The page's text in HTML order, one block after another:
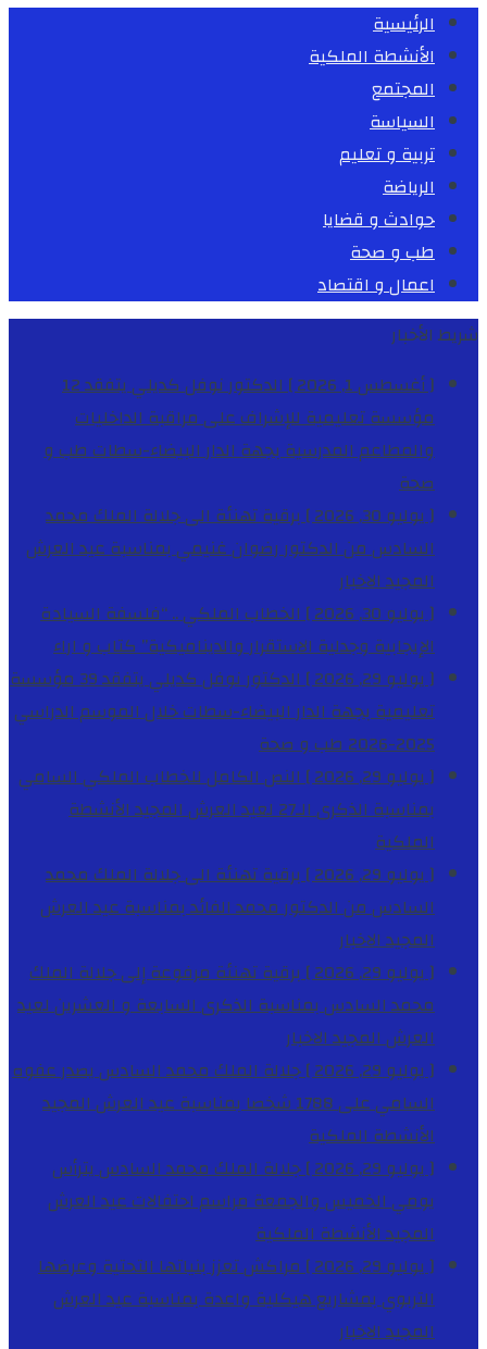
الرئيسية
الأنشطة الملكية
المجتمع
السياسة
تربية و تعليم
الرياضة
حوادث و قضايا
طب و صحة
اعمال و اقتصاد
شريط الأخبار
[ أغسطس 1, 2026 ]
الدكتور نوفل كديلي يتفقد 12
مؤسسة تعليمية للإشراف على مراقبة الداخليات
والمطاعم المدرسية بجهة الدار البيضاء-سطاتطب و
صحة
[ يوليو 30, 2026 ]
برقية تهنئة الى جلالة الملك محمد
السادس من الدكتور رضوان غنيمي بمناسبة عيد العرش
المجيدالاخبار
[ يوليو 30, 2026 ]
الخطاب الملكي .. “فلسفة السيادة
الإيجابية وجدلية الاستقرار والديناميكية”كتاب و اراء
[ يوليو 29, 2026 ]
الدكتور نوفل كديلي يتفقد 39 مؤسسة
تعليمية بجهة الدار البيضاء-سطات خلال الموسم الدراسي
2025-2026
طب و صحة
[ يوليو 29, 2026 ]
النص الكامل للخطاب الملكي السامي
بمناسبة الذكرى الـ27 لعيد العرش المجيد
الأنشطة
الملكية
[ يوليو 29, 2026 ]
برقية تهنئة الى جلالة الملك محمد
السادس من الدكتور محمد الفائد بمناسبة عيد العرش
المجيدالاخبار
[ يوليو 29, 2026 ]
برقية تهنئة مرفوعة إلى جلالة الملك
محمد السادس بمناسبة الذكرى السابعة و العشرين لعيد
العرش المجيدالاخبار
[ يوليو 29, 2026 ]
جلالة الملك محمد السادس يصدر عفوه
السامي على 1788 شخصا بمناسبة عيد العرش المجيد
الأنشطة الملكية
[ يوليو 29, 2026 ]
جلالة الملك محمد السادس يترأس
يومي الخميس والجمعة مراسم احتفالات عيد العرش
المجيدالأنشطة الملكية
[ يوليو 29, 2026 ]
مراكش تعزز بنياتها التحتية وعرضها
التربوي بمشاريع هيكلية واعدة بمناسبة عيد العرش
المجيدالاخبار